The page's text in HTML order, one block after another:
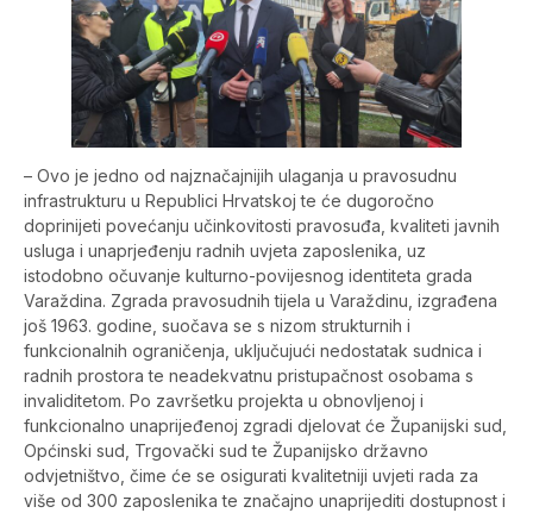
– Ovo je jedno od najznačajnijih ulaganja u pravosudnu
infrastrukturu u Republici Hrvatskoj te će dugoročno
doprinijeti povećanju učinkovitosti pravosuđa, kvaliteti javnih
usluga i unaprjeđenju radnih uvjeta zaposlenika, uz
istodobno očuvanje kulturno-povijesnog identiteta grada
Varaždina. Zgrada pravosudnih tijela u Varaždinu, izgrađena
još 1963. godine, suočava se s nizom strukturnih i
funkcionalnih ograničenja, uključujući nedostatak sudnica i
radnih prostora te neadekvatnu pristupačnost osobama s
invaliditetom. Po završetku projekta u obnovljenoj i
funkcionalno unaprijeđenoj zgradi djelovat će Županijski sud,
Općinski sud, Trgovački sud te Županijsko državno
odvjetništvo, čime će se osigurati kvalitetniji uvjeti rada za
više od 300 zaposlenika te značajno unaprijediti dostupnost i